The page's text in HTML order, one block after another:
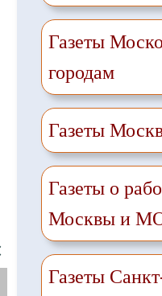
Газеты
городам
Газеты
Газеты о
Москвы и
Газеты